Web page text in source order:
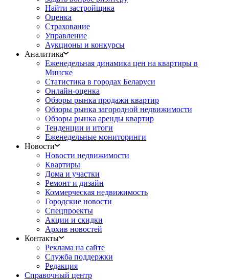
Найти застройщика
Оценка
Страхование
Управление
Аукционы и конкурсы
Аналитика
Еженедельная динамика цен на квартиры в
Минске
Статистика в городах Беларуси
Онлайн-оценка
Обзоры рынка продажи квартир
Обзоры рынка загородной недвижимости
Обзоры рынка аренды квартир
Тенденции и итоги
Еженедельные мониторинги
Новости
Новости недвижимости
Квартиры
Дома и участки
Ремонт и дизайн
Коммерческая недвижимость
Городские новости
Спецпроекты
Акции и скидки
Архив новостей
Контакты
Реклама на сайте
Служба поддержки
Редакция
Справочный центр